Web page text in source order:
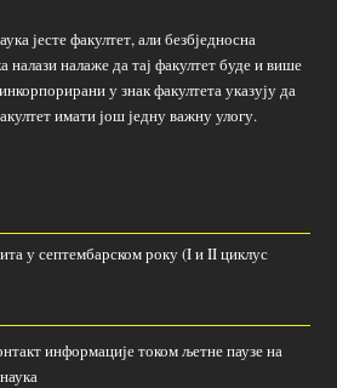
јесте факултет, али безбједносна
налази налаже да тај факултет буде и више
у знак факултета указују да
имати још једну важну улогу.
у септембарском року (I и II циклус
информације током љетне паузе на